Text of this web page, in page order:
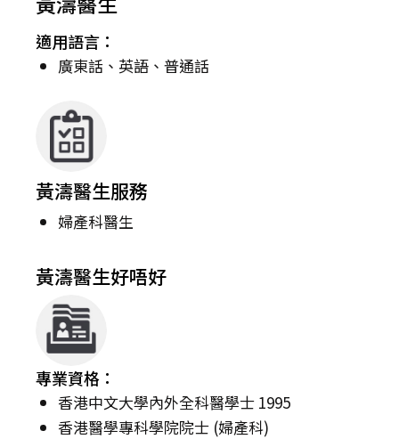
適用語言：
廣東話、英語、普通話
黃濤醫生服務
婦產科醫生
黃濤醫生好唔好
專業資格：
香港中文大學內外全科醫學士 1995
香港醫學專科學院院士 (婦產科)